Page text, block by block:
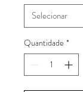
Quantidade *